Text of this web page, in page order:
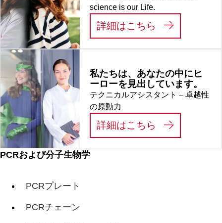
PCRおよび分子生物学
PCRプレート
PCRチェーン
science is our Life.
詳細はこちら LIFE
私たちは、あなたの中にヒ
ーローを見出しています。
テクニカルアシスタント – 卓越性
の原動力
詳細はこちら 私たちは、